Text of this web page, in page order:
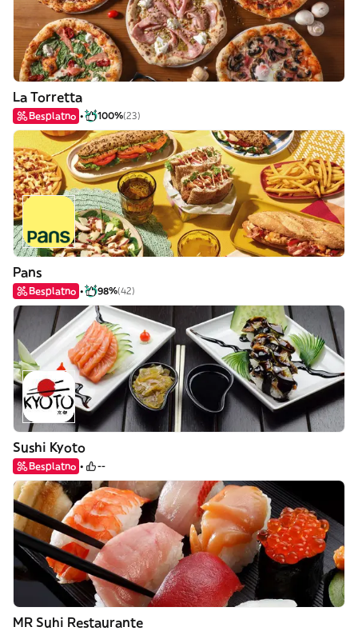
La Torretta
Besplatno 100%(23)
Pans
Besplatno 98%(42)
Sushi Kyoto
Besplatno --
MR Suhi Restaurante